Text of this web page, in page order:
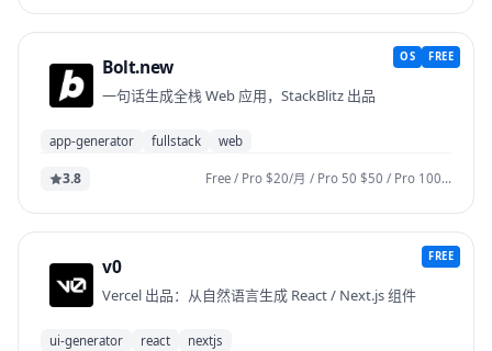
OS FREE
Bolt.new
一句话生成全栈 Web 应用，StackBlitz 出品
app-generator fullstack web
3.8 Free / Pro $20/月 / Pro 50 $50 / Pro 100 $100 / Pro 200 $200 / Teams
FREE
v0
Vercel 出品：从自然语言生成 React / Next.js 组件
ui-generator react nextjs